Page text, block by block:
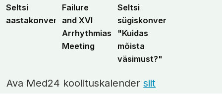
Seltsi
aastakonverents
Failure
and XVI
Arrhythmias
Meeting
Seltsi
sügiskonverents
"Kuidas
mõista
väsimust?"
Ava Med24 koolituskalendersiit